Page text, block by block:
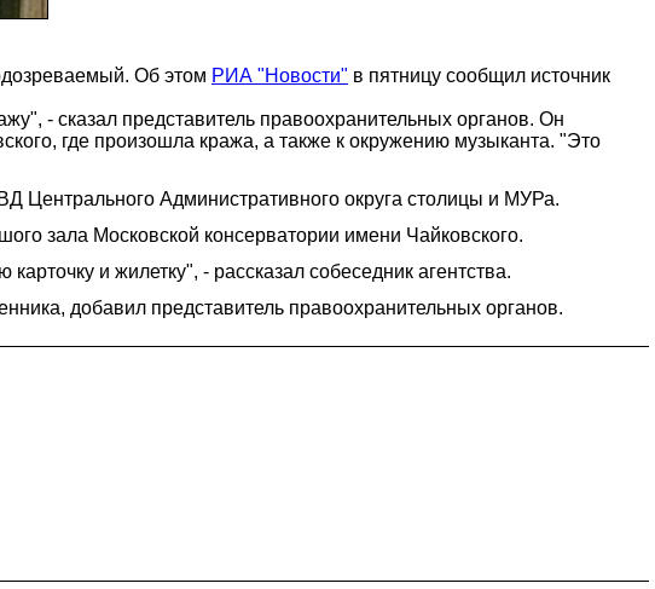
Об этом РИА "Новости" в пятницу сообщил источник
- сказал представитель правоохранительных органов. Он
где произошла кража, а также к окружению музыканта. "Это
Центрального Административного округа столицы и МУРа.
зала Московской консерватории имени Чайковского.
и жилетку", - рассказал собеседник агентства.
добавил представитель правоохранительных органов.